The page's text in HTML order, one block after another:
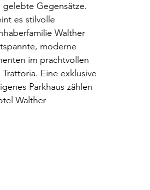
Gegensätze.
es stilvolle
Walther
moderne
im prachtvollen
Eine exklusive
Parkhaus zählen
Walther